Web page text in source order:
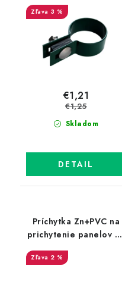
zelená
3 %
Skladom
€1,21
€1,25
DETAIL
Príchytka Zn+PVC na
prichytenie panelov na
stĺpik 60x40 - koncová,
zelená
2 %